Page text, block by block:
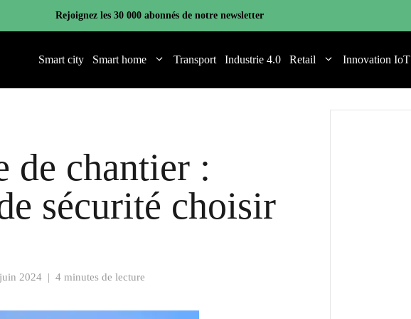
Rejoignez les 30 000 abonnés de notre newsletter
Smart city Smart home Transport Industrie 4.0 Retail Innovation IoT
de chantier :
sécurité choisir
2024 | 4 minutes de lecture